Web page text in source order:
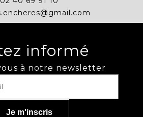
informé
à notre newsletter